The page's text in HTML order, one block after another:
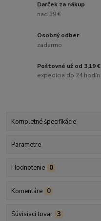
Darček za nákup
nad 39 €
Osobný odber
zadarmo
Poštovné už od 3,19 €
expedícia do 24 hodín
Kompletné špecifikácie
Parametre
Hodnotenie 0
Komentáre 0
Súvisiaci tovar 3